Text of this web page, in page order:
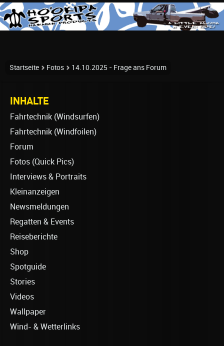
Startseite Fotos 14.10.2025 - Frage ans Forum
INHALTE
Fahrtechnik (Windsurfen)
Fahrtechnik (Windfoilen)
Forum
Fotos (Quick Pics)
Interviews & Portraits
Kleinanzeigen
Newsmeldungen
Regatten & Events
Reiseberichte
Shop
Spotguide
Stories
Videos
Wallpaper
Wind- & Wetterlinks